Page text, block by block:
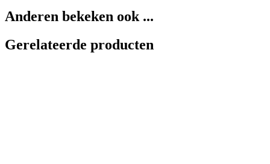
Anderen bekeken ook ...
Gerelateerde producten